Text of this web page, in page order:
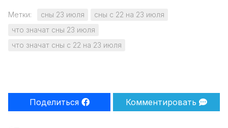
Метки: сны 23 июля
сны с 22 на 23 июля
что значат сны 23 июля
что значат сны с 22 на 23 июля
Поделиться Комментировать